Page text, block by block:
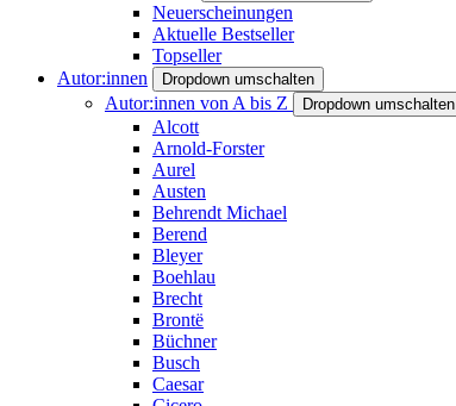
Neuerscheinungen
Aktuelle Bestseller
Topseller
Autor:innen
Dropdown umschalten
Autor:innen von A bis Z Dropdown umschalten
Alcott
Arnold-Forster
Aurel
Austen
Behrendt Michael
Berend
Bleyer
Boehlau
Brecht
Brontë
Büchner
Busch
Caesar